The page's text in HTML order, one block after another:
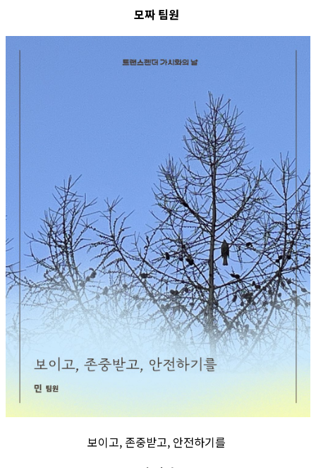
모짜 팀원
보이고, 존중받고, 안전하기를